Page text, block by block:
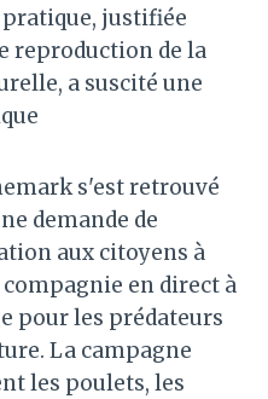
justifiée
reproduction de la
a suscité une
s'est retrouvé
demande de
aux citoyens à
en direct à
pour les prédateurs
La campagne
les poulets, les